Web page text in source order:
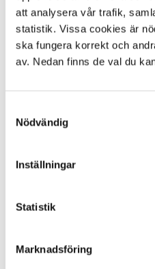
att analysera vår trafik,
statistik. Vissa cookies är
ska fungera korrekt och
av. Nedan finns de val du
Nödvändig
Inställningar
Statistik
Marknadsföring
KONTAKT
Besöksadress
Box 18, 295 21 Bromölla